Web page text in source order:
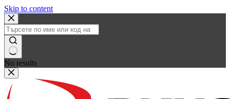
Skip to content
No results